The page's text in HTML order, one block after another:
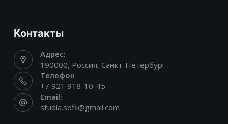
Контакты
Адрес:
190000, Россия, Санкт-Петербург
Телефон
+7 921 918-10-45
Email:
studia.sofii@gmail.com